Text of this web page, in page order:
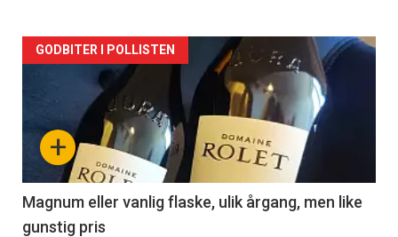
Forsiden
akkurat
nå
3
+
GODBITER I POLLISTEN
Magnum eller vanlig flaske, ulik årgang, men like
gunstig pris